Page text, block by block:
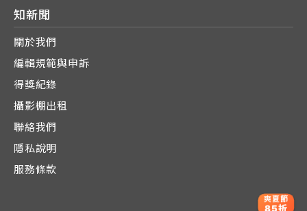
知新聞
關於我們
編輯規範與申訴
得獎紀錄
攝影棚出租
聯絡我們
隱私說明
服務條款
爽夏節
85折